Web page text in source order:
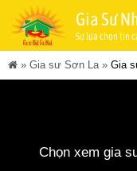
Gia Sư
Sự lựa chọn tin
» Gia sư Sơn La» Gia
Chọn xem gia